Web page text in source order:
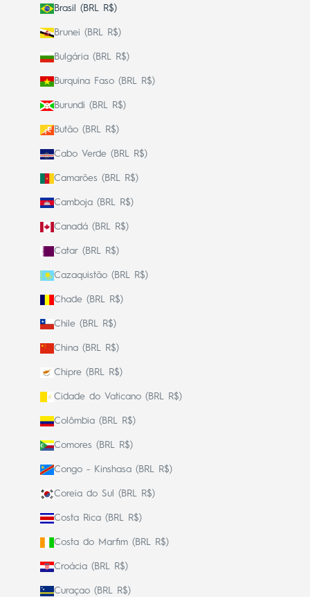
Brasil (BRL R$)
Brunei (BRL R$)
Bulgária (BRL R$)
Burquina Faso (BRL R$)
Burundi (BRL R$)
Butão (BRL R$)
Cabo Verde (BRL R$)
Camarões (BRL R$)
Camboja (BRL R$)
Canadá (BRL R$)
Catar (BRL R$)
Cazaquistão (BRL R$)
Chade (BRL R$)
Chile (BRL R$)
China (BRL R$)
Chipre (BRL R$)
Cidade do Vaticano (BRL R$)
Colômbia (BRL R$)
Comores (BRL R$)
Congo - Kinshasa (BRL R$)
Coreia do Sul (BRL R$)
Costa Rica (BRL R$)
Costa do Marfim (BRL R$)
Croácia (BRL R$)
Curaçao (BRL R$)